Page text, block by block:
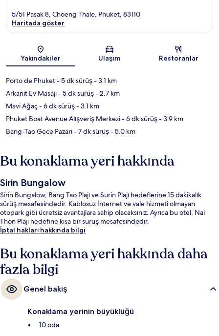
Harita
5/51 Pasak 8, Choeng Thale, Phuket, 83110
Haritada göster
Yakındakiler Ulaşım Restoranlar
Porto de Phuket- 5 dk sürüş- 3.1 km
Arkanit Ev Masajı- 5 dk sürüş- 2.7 km
Mavi Ağaç- 6 dk sürüş- 3.1 km
Phuket Boat Avenue Alışveriş Merkezi- 6 dk sürüş- 3.9 km
Bang-Tao Gece Pazarı- 7 dk sürüş- 5.0 km
Bu konaklama yeri hakkında
Sirin Bungalow
Sirin Bungalow, Bang Tao Plajı ve Surin Plajı hedeflerine 15 dakikalık
sürüş mesafesindedir. Kablosuz İnternet ve vale hizmeti olmayan
otopark gibi ücretsiz avantajlara sahip olacaksınız. Ayrıca bu otel, Nai
Thon Plajı hedefine kısa bir sürüş mesafesindedir.
İptal hakları hakkında bilgi
Bu konaklama yeri hakkında daha
fazla bilgi
Genel bakış
Konaklama yerinin büyüklüğü
10 oda